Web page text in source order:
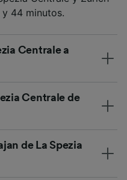
44 minutos.
Centrale a
Centrale de
de La Spezia